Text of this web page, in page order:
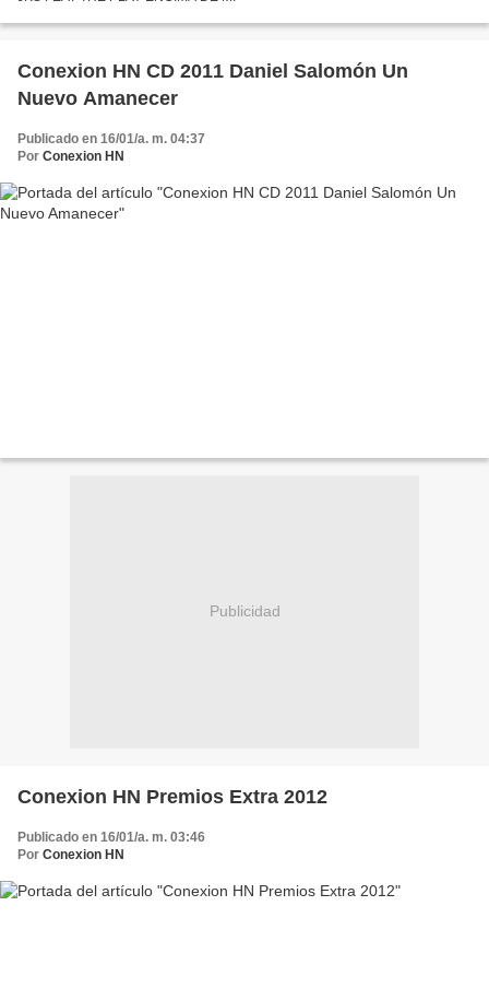
Conexion HN CD 2011 Daniel Salomón Un
Nuevo Amanecer
Publicado en 16/01/a. m. 04:37
Por Conexion HN
Publicidad
Conexion HN Premios Extra 2012
Publicado en 16/01/a. m. 03:46
Por Conexion HN